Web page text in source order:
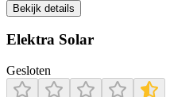
Bekijk details
Elektra Solar
Gesloten